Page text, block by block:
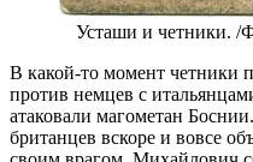
Усташи и четники. /
В какой-то момент четники
против немцев с
атаковали магометан
британцев вскоре и вовсе